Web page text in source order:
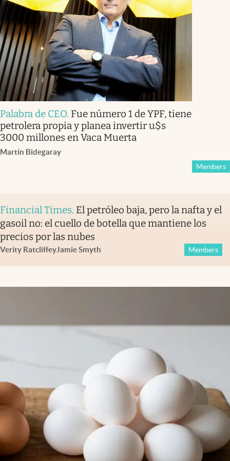
Palabra de CEO. Fue número 1 de YPF, tiene
petrolera propia y planea invertir u$s
3000 millones en Vaca Muerta
Martín Bidegaray
Members
Financial Times. El petróleo baja, pero la nafta y el
gasoil no: el cuello de botella que mantiene los
precios por las nubes
Verity RatcliffeyJamie Smyth Members